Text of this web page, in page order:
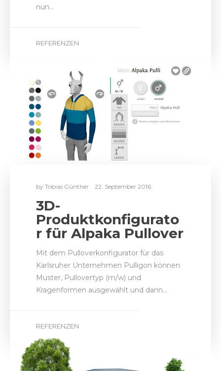
nun…
REFERENZEN
byTobias Günther 22. September 2016
3D-
Produktkonfigurato
r für Alpaka Pullover
Mit dem Pulloverkonfigurator für das
Karlsruher Unternehmen Pulligon können
Muster, Pullovertyp (m/w) und
Kragenformen ausgewählt und dann…
REFERENZEN